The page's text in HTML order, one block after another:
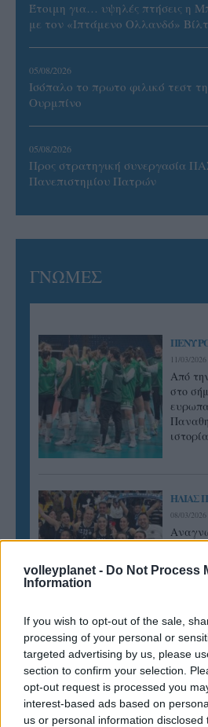
volleyplanet - Do Not Process
Information
If you wish to opt-out of the sale,
processing of your personal or
targeted advertising by us, please
section to confirm your selection.
opt-out request is processed you
interest-based ads based on
us or personal information
Έτοιμη για… υψηλές πτήσεις η
με τον «Ιπτάμενο Ολλανδό»
05/08/2026
Ισόπαλο το πρωτο φιλικό τεστ
Ουρμπίνο
05/08/2026
Προς στρατηγική συνεργασία
Πανεπιστημίου Πατρών
ΓΝΩΜΕΣ
ΠΕΝΥ
11/03/2026
Από
στο
ιστορία
ΗΛΙΑΣ
08/03/2026
Α.Ο.